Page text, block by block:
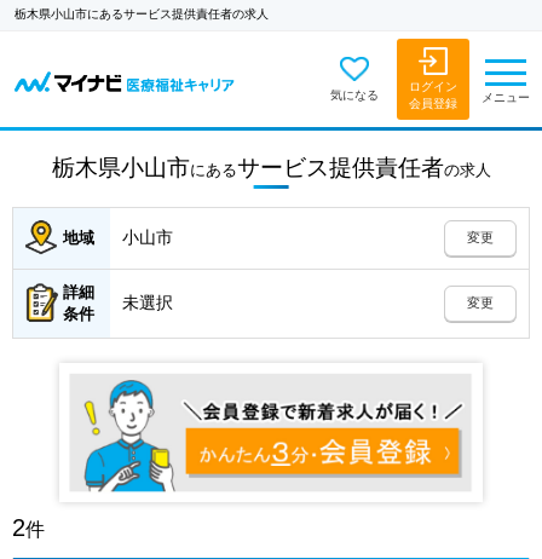
栃木県小山市にあるサービス提供責任者の求人
気になる
ログイン
会員登録
メニュー
栃木県小山市にあるサービス提供責任者の求人
地域 小山市 変更
詳細
条件
未選択 変更
2件